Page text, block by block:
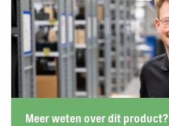
Meer weten over dit product?